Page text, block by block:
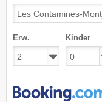
Erw. Kinder